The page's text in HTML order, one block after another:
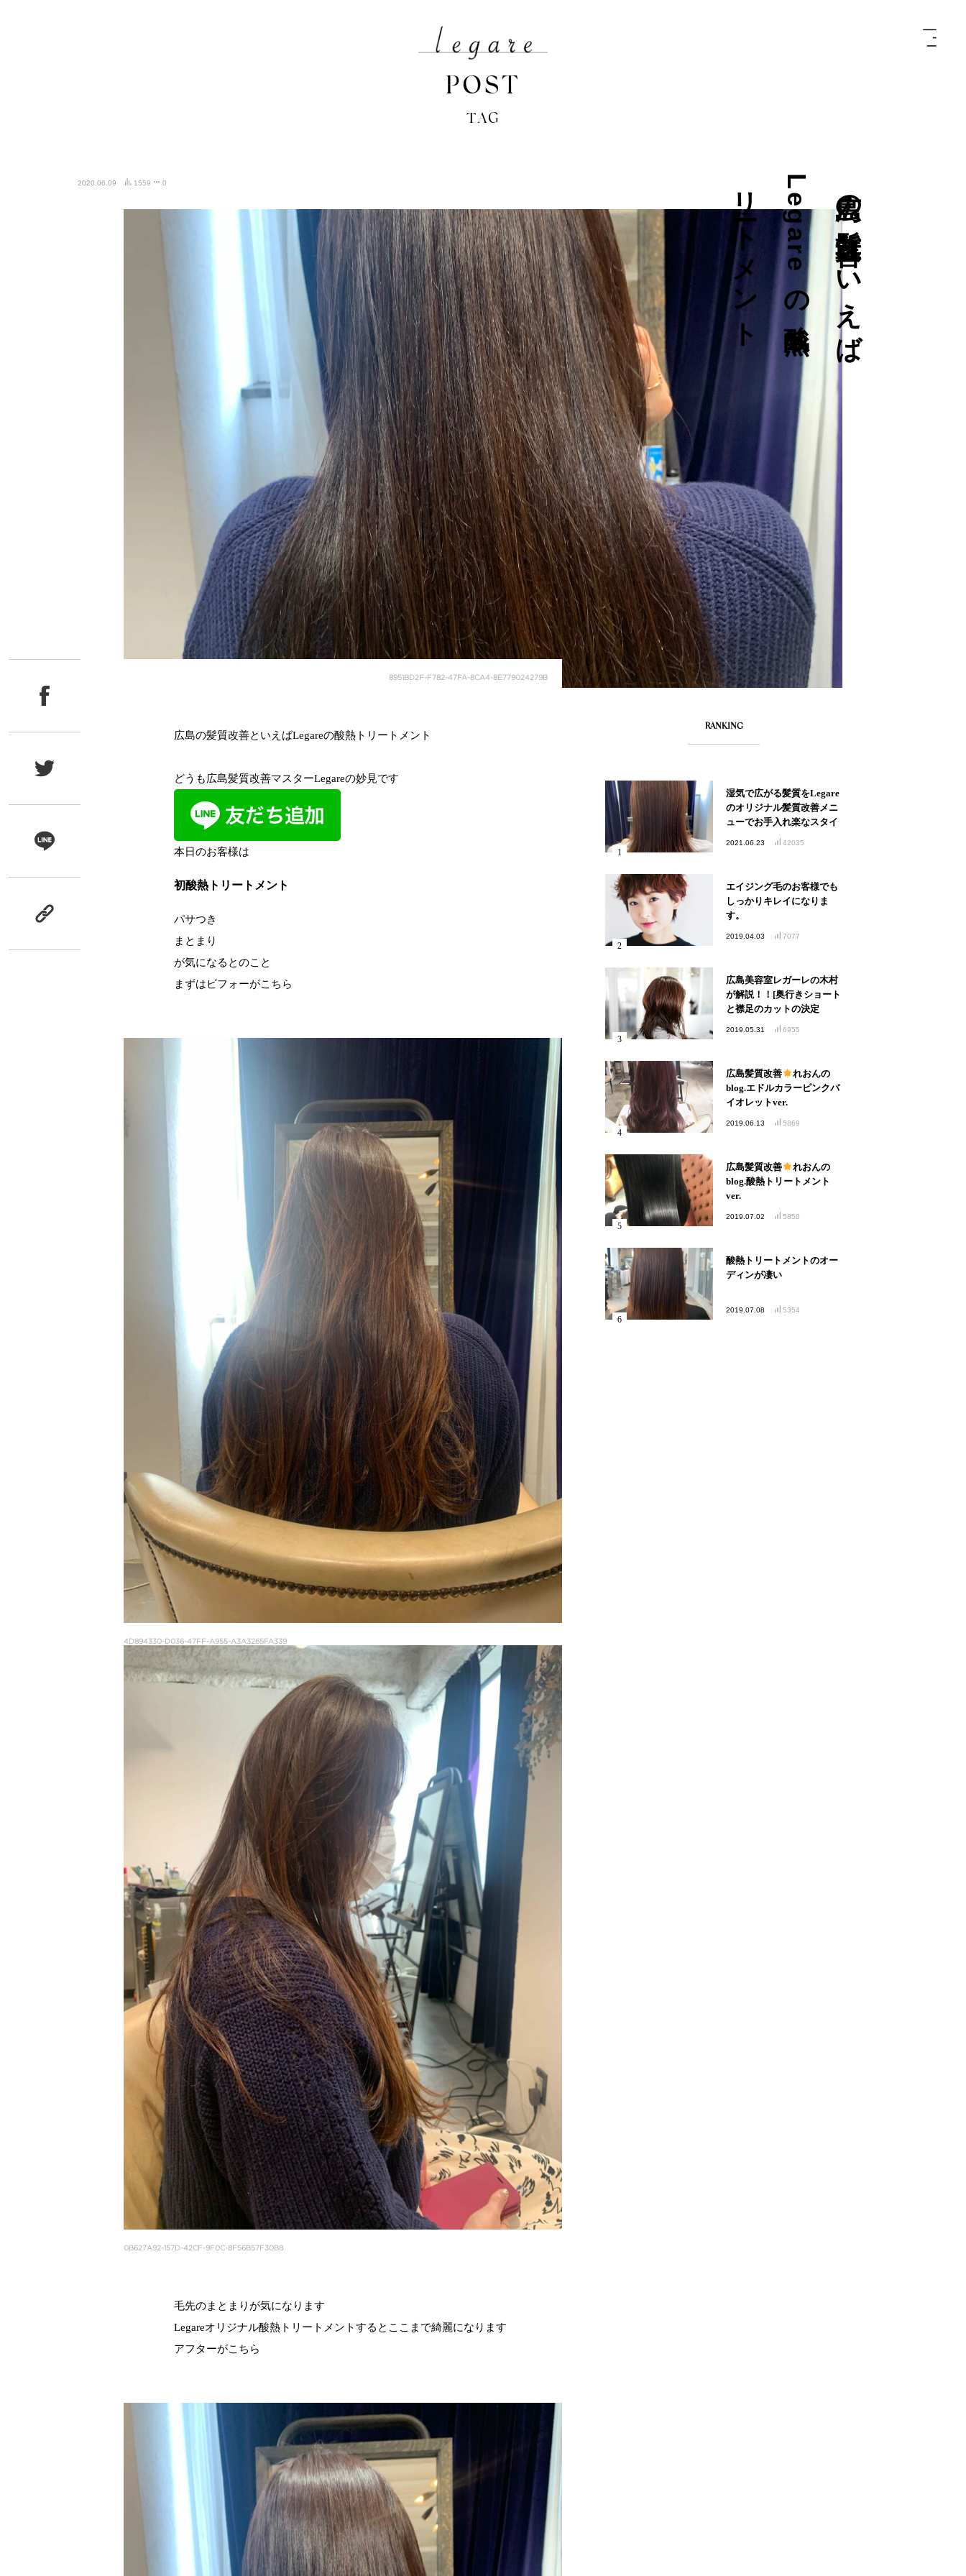
POST
TAG
2020.06.09 1559 0 広
島
の
髪
質
改
善
と
い
え
ば
L
e
g
a
r
e
の
酸
熱
ト
リ
ー
ト
メ
ン
ト
8951BD2F-F782-47FA-8CA4-8E779024279B
広島の髪質改善といえばLegareの酸熱トリートメント
どうも広島髪質改善マスターLegareの妙見です
本日のお客様は
初酸熱トリートメント
パサつき
まとまり
が気になるとのこと
まずはビフォーがこちら
4D894330-D036-47FF-A955-A3A3265FA339
0B627A92-157D-42CF-9F0C-8F56B57F30B8
毛先のまとまりが気になります
Legareオリジナル酸熱トリートメントするとここまで綺麗になります
アフターがこちら
RANKING
湿気で広がる髪質をLegare
のオリジナル髪質改善メニ
ューでお手入れ楽なスタイ
2021.06.23 42035
エイジング毛のお客様でも
しっかりキレイになりま
す。
2019.04.03 7077
広島美容室レガーレの木村
が解説！！[奥行きショート
と襟足のカットの決定
2019.05.31 6955
広島髪質改善
れおんの
blog.エドルカラーピンクバ
イオレットver.
2019.06.13 5869
広島髪質改善
れおんの
blog.酸熱トリートメント
ver.
2019.07.02 5850
酸熱トリートメントのオー
ディンが凄い
2019.07.08 5354